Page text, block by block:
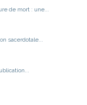
de mort : une...
sacerdotale...